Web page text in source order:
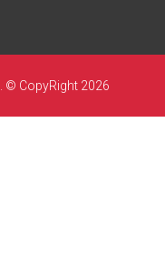
. © CopyRight 2026